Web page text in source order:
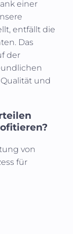
einer
entfällt die
Das
der
und
von
für